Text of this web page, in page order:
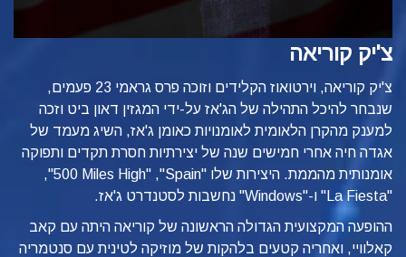
צ'יק קוריאה
צ'יק קוריאה, וירטואוז הקלידים וזוכה פרס גראמי 23 פעמים,
שנבחר להיכל התהילה של הג'אז על-ידי המגזין דאון ביט וזכה
למענק מהקרן הלאומית לאומנויות כאומן ג'אז, השיג מעמד של
אגדה חיה אחרי חמישים שנה של יצירתיות חסרת תקדים ותפוקה
אומנותית מהממת. היצירות שלו "Spain",‏ "500‎ Miles High",‏
"La Fiesta" ו-"Windows" נחשבות לסטנדרט ג'אז.
ההופעה המקצועית הגדולה הראשונה של קוריאה היתה עם קאב
קאלוויי, ואחריה קטעים בלהקות של מוזיקה לטינית עם סנטמריה